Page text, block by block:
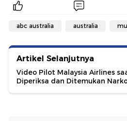
abc australia australia
Artikel Selanjutnya
Video Pilot Malaysia Airlines
Diperiksa dan Ditemukan